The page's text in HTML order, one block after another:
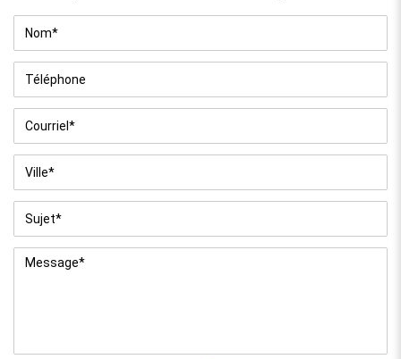
Nom *
Téléphone
Courriel *
Ville
Sujet
Message *